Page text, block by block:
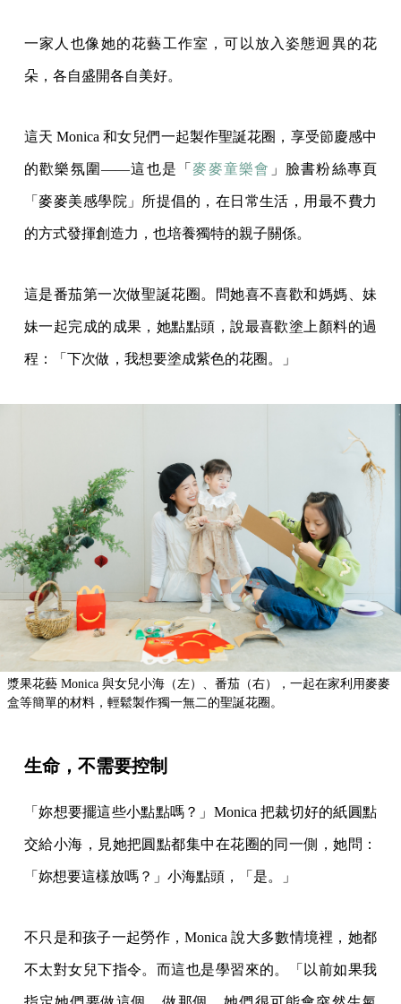
一家人也像她的花藝工作室，可以放入姿態迥異的花
朵，各自盛開各自美好。
這天 Monica 和女兒們一起製作聖誕花圈，享受節慶感中
的歡樂氛圍——這也是「麥麥童樂會 」臉書粉絲專頁
「麥麥美感學院」所提倡的，在日常生活，用最不費力
的方式發揮創造力，也培養獨特的親子關係。
這是番茄第一次做聖誕花圈。問她喜不喜歡和媽媽、妹
妹一起完成的成果，她點點頭，說最喜歡塗上顏料的過
程：「下次做，我想要塗成紫色的花圈。」
漿果花藝 Monica 與女兒小海（左）、番茄（右），一起在家利用麥麥
盒等簡單的材料，輕鬆製作獨一無二的聖誕花圈。
生命，不需要控制
「妳想要擺這些小點點嗎？」Monica 把裁切好的紙圓點
交給小海，見她把圓點都集中在花圈的同一側，她問：
「妳想要這樣放嗎？」小海點頭，「是。」
不只是和孩子一起勞作，Monica 說大多數情境裡，她都
不太對女兒下指令。而這也是學習來的。「以前如果我